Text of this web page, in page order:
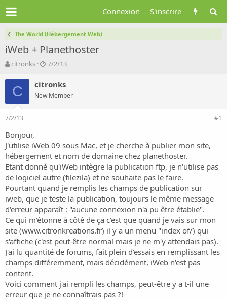
Connexion S'inscrire
The World (Hébergement Web)
iWeb + Planethoster
A
t
e
r
d
l
a
d
i
c
u
s
s
i
o
n
citronks
D
t
d
e
u
t
7/2/13
C citronks
New Member
7/2/13 #1
Bonjour,
J'utilise iWeb 09 sous Mac, et je cherche à publier mon site,
hébergement et nom de domaine chez planethoster.
Etant donné qu'iWeb intègre la publication ftp, je n'utilise pas
de logiciel autre (filezila) et ne souhaite pas le faire.
Pourtant quand je remplis les champs de publication sur
iweb, que je teste la publication, toujours le même message
d'erreur apparaît : "aucune connexion n'a pu être établie".
Ce qui m'étonne à côté de ça c'est que quand je vais sur mon
site (www.citronkreations.fr) il y a un menu "index of/) qui
s'affiche (c'est peut-être normal mais je ne m'y attendais pas).
J'ai lu quantité de forums, fait plein d'essais en remplissant les
champs différemment, mais décidément, iWeb n'est pas
content.
Voici comment j'ai rempli les champs, peut-être y a t-il une
erreur que je ne connaîtrais pas ?!